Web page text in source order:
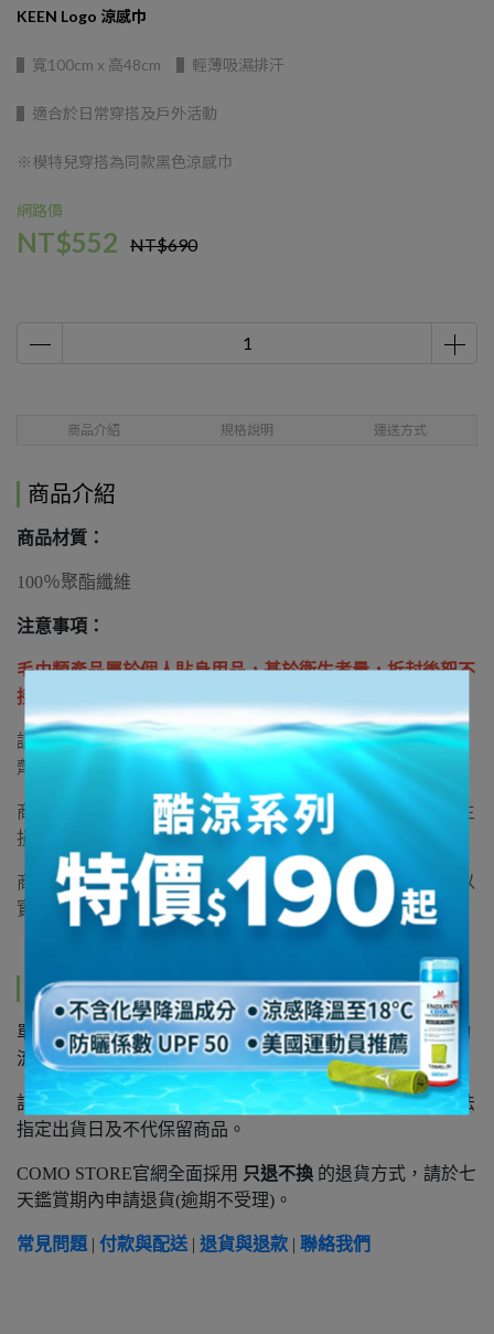
KEEN Logo 涼感巾
▌寬100cm x 高48cm ▌輕薄吸濕排汗
▌適合於日常穿搭及戶外活動
※模特兒穿搭為同款黑色涼感巾
網路價
NT$552 NT$690
商品介紹 規格說明 運送方式
商品介紹
商品材質 ：
100％聚酯纖維
注意事項：
毛巾類產品屬於個人貼身用品，基於衛生考量，拆封後恕不
接受退貨(瑕疵品除外)。
請避免接觸揮發性溶劑或使用含有漂白劑或熒光劑的洗滌
劑，以免造成顏色或材質變化。
商品顏色有可能因水、汗水、摩擦及使用頻率等因素而產生
損耗或褪色之情況。
商品圖會因拍攝條件或個人螢幕設定不同而略有色差，請以
實際商品顏色為準。
運送方式
單筆訂單滿3,500元以上享免運費，未達免運訂單將酌收物
流費: 宅配100元、7-11超商80元。
訂單 1~3工作天安排出貨國定假日及例假日不出貨，恕無法
指定出貨日及不代保留商品。
COMO STORE官網全面採用 只退不換 的退貨方式，請於七
天鑑賞期內申請退貨(逾期不受理)。
常見問題 | 付款與配送 | 退貨與退款 | 聯絡我們